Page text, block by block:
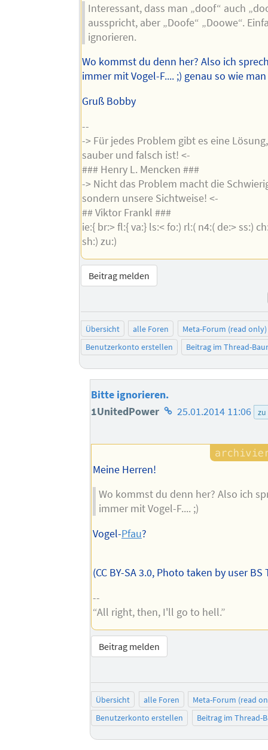
Interessant, dass man „doof“ auch
ausspricht, aber „Doofe“ „Doowe“.
ignorieren.
Wo kommst du denn her? Also ich
immer mit Vogel-F.... ;) genau so wie
Gruß Bobby
--
-> Für jedes Problem gibt es eine
sauber und falsch ist! <-
### Henry L. Mencken ###
-> Nicht das Problem macht die
sondern unsere Sichtweise! <-
## Viktor Frankl ###
ie:{ br:> fl:{ va:} ls:< fo:) rl:( n4:( de:> ss:)
sh:) zu:)
Beitrag melden
Übersicht alle Foren
Meta-Forum (read only)
Benutzerkonto erstellen
Beitrag im Thread-
Bitte ignorieren.
1UnitedPower Homepage
Autors
25.01.2014 11:06
Meine Herren!
Wo kommst du denn her? Also ich
immer mit Vogel-F.... ;)
Vogel-Pfau?
(CC BY-SA 3.0, Photo taken by user
--
“All right, then, I'll go to hell.”
Beitrag melden
Übersicht alle Foren
Meta-Forum (read
Benutzerkonto erstellen
Beitrag im Thread-